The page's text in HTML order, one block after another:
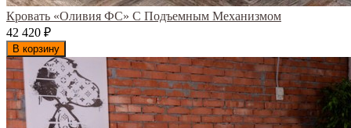
Кровать «Оливия ФС» С Подъемным Механизмом
42 420 ₽
В корзину